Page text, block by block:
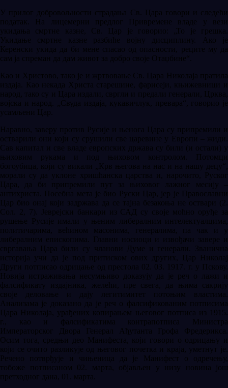
У прилог добровољности страдања Св. Цара говори и следећи
податак. На лицемерни предлог Привремене владе у вези
укидања смртне казне, Св. Цар је говорио: „То је грешка.
Укидање смртне казне разбиће војну дисциплину. Ако је
Керенски укида да би мене спасао од опасности, реците му да
сам ја спреман да дам живот за добро своје Отаџбине“.
Као и Христово, тако је и жртвовање Св. Цара Николаја пратила
издаја. Као некада Христа старешине, фарисеји, књижевници и
народ, тако су и Цара издали, свргли и предали генерали, Црква,
војска и народ. „Свуда издаја, кукавичлук, превара“, говорио је
усамљени Цар.
Наравно, заверу против Русије и њенога Цара су припремили и
остварили они који су срушили све царевине у Европи – жиди.
Сав капитал и све владе европских држава су били (и остали) у
њиховим рукама и под њиховом контролом. Потомци
богоубица, који су викали „Крв његова на нас и на нашу децу“,
морали су да уклоне хришћанска царства и, нарочито, Руског
Цара, да би припремили пут за њиховог лажног месију –
антихриста. Посебна мета је био Руски Цар, јер је Православни
Цар био онај који задржава да се тајна безакоња не оствари (2.
Сол. 2, 7). Јеврејски банкари из САД су своје моћно оруђе за
рушење Русије имали у њеним либералним интелектуалцима,
политичарима, већином масонима, генералима, па чак и у
либералним епископима. Главни носиоци и извођачи завере и
свргавања Цара били су чланови Думе и генерали. Званична
историја учи да је под притиском ових других, Цар Николај
Други потписао одрицање од престола 02. 03. 1917. г. у Пскову.
Новија истраживања несумњиво доказују да је реч о лажи и
фалсификату издајника, желећи, пре свега, да њима сакрију
своје деловање и дају легитимитет потоњим властима.
Анализама је доказано да је реч о фалсификованим потписима
Цара Николаја, урађених копирањем његовог потписа из 1915.
г., као и фалсификатима контрапотписа Министра
Императорског Двора Генерал Ађутанта Грофа Фредерикса.
Осим тога, средњи део Манифеста, који говори о одрицању и
који се очито разликује од његовог почетка и краја, уметнут је.
Речено потврђује и чињеница да је Манифест о одречењу,
тобоже потписаном 02. марта, објављен у низу новина још
претходног дана, 01. марта.